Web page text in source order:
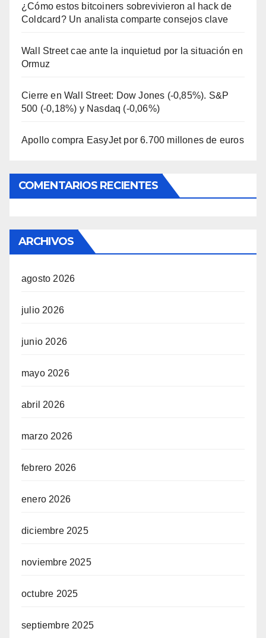
¿Cómo estos bitcoiners sobrevivieron al hack de
Coldcard? Un analista comparte consejos clave
Wall Street cae ante la inquietud por la situación en
Ormuz
Cierre en Wall Street: Dow Jones (-0,85%). S&P
500 (-0,18%) y Nasdaq (-0,06%)
Apollo compra EasyJet por 6.700 millones de euros
COMENTARIOS RECIENTES
ARCHIVOS
agosto 2026
julio 2026
junio 2026
mayo 2026
abril 2026
marzo 2026
febrero 2026
enero 2026
diciembre 2025
noviembre 2025
octubre 2025
septiembre 2025